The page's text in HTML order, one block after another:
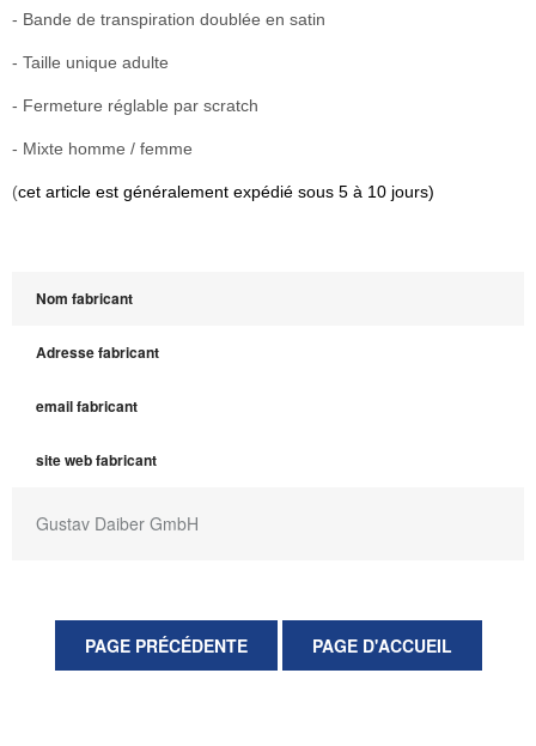
- Bande de transpiration doublée en satin
- Taille unique adulte
- Fermeture réglable par scratch
- Mixte homme / femme
(cet article est généralement expédié sous 5 à 10 jours)
Nom fabricant
Adresse fabricant
email fabricant
site web fabricant
Gustav Daiber GmbH